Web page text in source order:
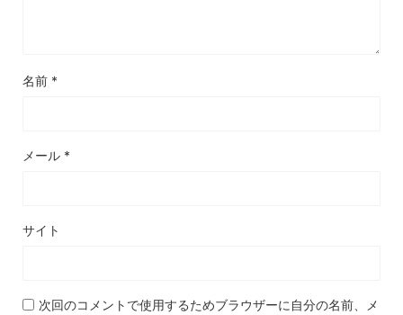
名前 *
メール *
サイト
次回のコメントで使用するためブラウザーに自分の名前、メ